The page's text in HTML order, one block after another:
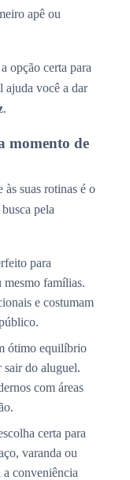
apê ou
a opção certa para
ajuda você a dar
.
momento de
às suas rotinas é o
pela
para
mesmo famílias.
e costumam
ótimo equilíbrio
sair do aluguel.
com áreas
certa para
varanda ou
conveniência